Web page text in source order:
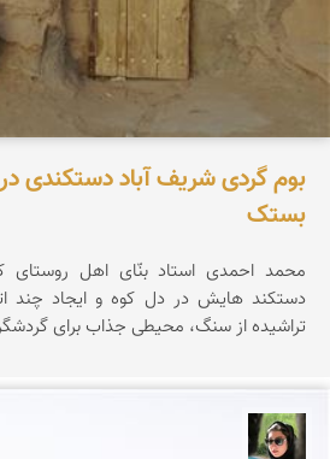
بوم گردی شریف آباد دستکندی
بستک
محمد احمدی استاد بنّای اهل روستای
دستکند هایش در دل کوه و ایجاد چند
تراشیده از سنگ، محیطی جذاب برای